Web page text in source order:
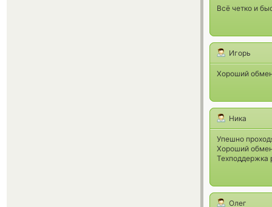
Всё четко и
Игорь
Хороший
Ника
Упешно
Хороший
Техподдержка
Олег